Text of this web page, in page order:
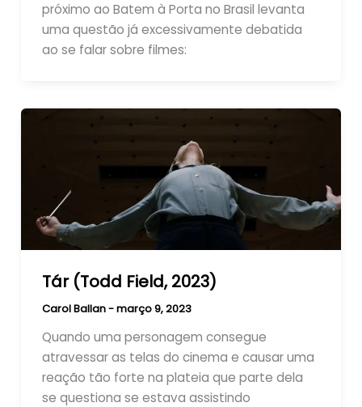
próximo ao Batem à Porta no Brasil levanta
uma questão já excessivamente debatida
ao se falar sobre filmes:
Tár (Todd Field, 2023)
Carol Ballan-março 9, 2023
Quando uma personagem consegue
atravessar as telas do cinema e causar uma
reação tão forte na plateia que parte dela
se questiona se estava assistindo